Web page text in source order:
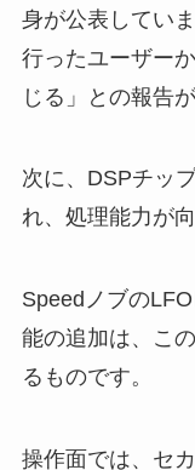
身が公表してい
行ったユーザー
じる」との報告
次に、DSPチッ
れ、処理能力が
Speedノブの
能の追加は、こ
るものです。
操作面では、セ